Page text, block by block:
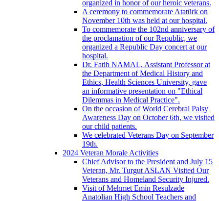
organized in honor of our heroic veterans.
A ceremony to commemorate Atatürk on
November 10th was held at our hospital.
To commemorate the 102nd anniversary of
the proclamation of our Republic, we
organized a Republic Day concert at our
hospital.
Dr. Fatih NAMAL, Assistant Professor at
the Department of Medical History and
Ethics, Health Sciences University, gave
an informative presentation on "Ethical
Dilemmas in Medical Practice".
On the occasion of World Cerebral Palsy
Awareness Day on October 6th, we visited
our child patients.
We celebrated Veterans Day on September
19th.
2024 Veteran Morale Activities
Chief Advisor to the President and July 15
Veteran, Mr. Turgut ASLAN Visited Our
Veterans and Homeland Security Injured.
Visit of Mehmet Emin Resulzade
Anatolian High School Teachers and